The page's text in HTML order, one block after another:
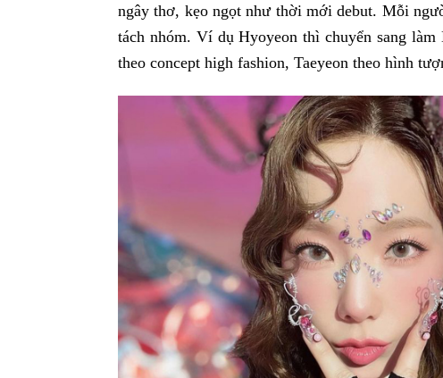
ngây thơ, kẹo ngọt như thời mới debut. Mỗi
tách nhóm. Ví dụ Hyoyeon thì chuyển sang
theo concept high fashion, Taeyeon theo hình